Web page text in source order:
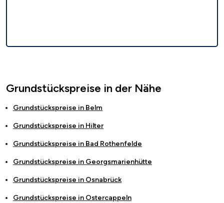
Grundstückspreise in der Nähe
Grundstückspreise in Belm
Grundstückspreise in Hilter
Grundstückspreise in Bad Rothenfelde
Grundstückspreise in Georgsmarienhütte
Grundstückspreise in Osnabrück
Grundstückspreise in Ostercappeln